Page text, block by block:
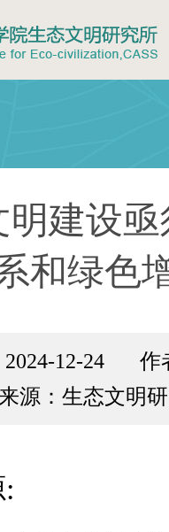
明建设
和绿色
12-24
作
来源：生态文明